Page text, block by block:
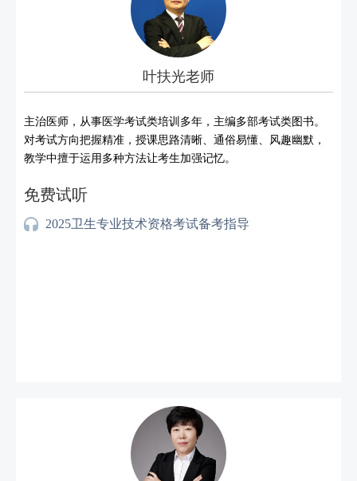
叶扶光老师
主治医师，从事医学考试类培训多年，主编多部考试类图书。
对考试方向把握精准，授课思路清晰、通俗易懂、风趣幽默，
教学中擅于运用多种方法让考生加强记忆。
免费试听
2025卫生专业技术资格考试备考指导